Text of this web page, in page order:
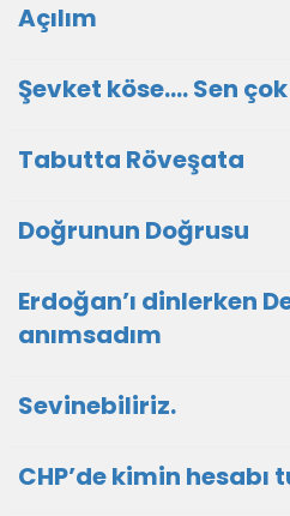
Açılım
Şevket köse…. Sen
Tabutta Röveşata
Doğrunun Doğrusu
Erdoğan’ı dinlerken
anımsadım
Sevinebiliriz.
CHP’de kimin hesabı